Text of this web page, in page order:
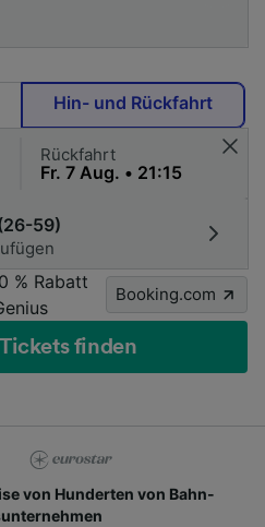
Hin- und Rückfahrt
Rückfahrt
59)
% Rabatt
Booking.com
finden
von Hunderten von Bahn-